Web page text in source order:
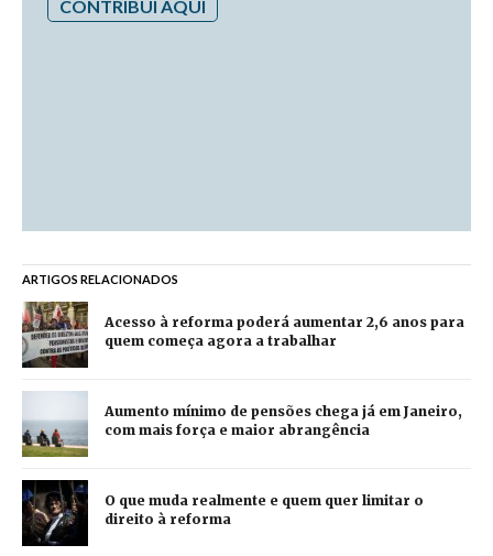
CONTRIBUI AQUI
ARTIGOS RELACIONADOS
Acesso à reforma poderá aumentar 2,6 anos para
quem começa agora a trabalhar
Aumento mínimo de pensões chega já em Janeiro,
com mais força e maior abrangência
O que muda realmente e quem quer limitar o
direito à reforma